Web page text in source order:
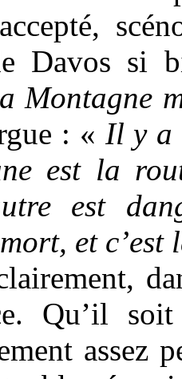
Davos si
Montagne
: « Il y a
est la
est
et c’est
Qu’il
assez